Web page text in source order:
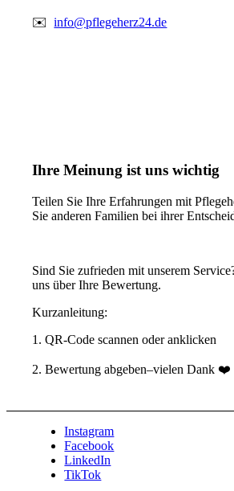
✉️info@pflegeherz24.de
Ihre Meinung ist uns wichtig
Teilen Sie Ihre Erfahrungen mit
Sie anderen Familien bei ihrer
Sind Sie zufrieden mit unserem
uns über Ihre Bewertung.
Kurzanleitung:
1. QR-Code scannen oder anklicken
2. Bewertung abgeben–vielen Dank ❤️
Instagram
Facebook
LinkedIn
TikTok